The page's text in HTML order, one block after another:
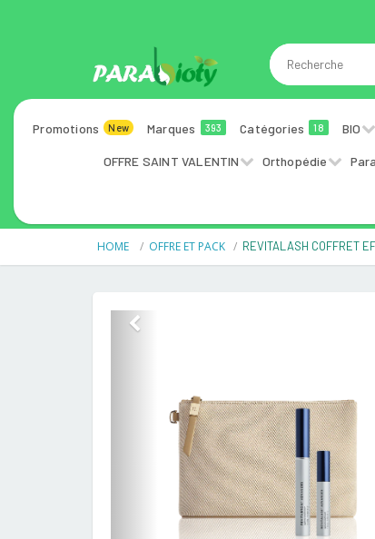
Promotions New Marques 393 Catégories 18 BIO
OFFRE SAINT VALENTIN Orthopédie
HOME OFFRE ET PACK REVITALASH COFFRET
Previous